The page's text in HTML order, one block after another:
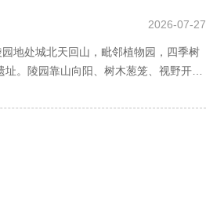
山水之生机，天地之灵气。后辈亲朋时
2026-07-27
地处城北天回山，毗邻植物园，四季树
。陵园靠山向阳、树木葱笼、视野开
山水之生机，天地之灵气。后辈亲朋时